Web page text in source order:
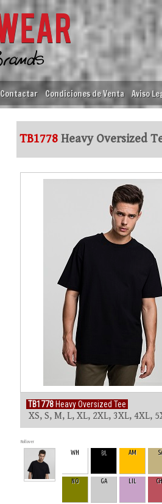
Contactar Condiciones de Venta Aviso
TB1778 Heavy Oversized
TB1778 Heavy Oversized Tee
XS, S, M, L, XL, 2XL, 3XL, 4XL,
Rollover
WH BL AM
NO GA LIL